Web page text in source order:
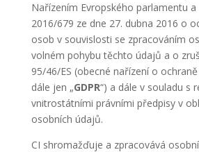
Nařízením Evropského parlamentu a
2016/679 ze dne 27. dubna 2016 o
osob v souvislosti se zpracováním
volném pohybu těchto údajů a o
95/46/ES (obecné nařízení o
dále jen „GDPR“) a dále v souladu s
vnitrostátními právními předpisy v
osobních údajů.
CI shromažďuje a zpracovává